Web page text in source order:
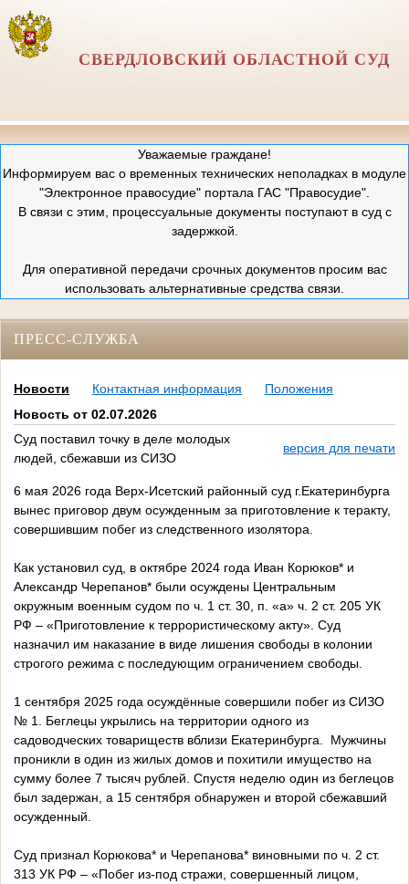
СВЕРДЛОВСКИЙ ОБЛАСТНОЙ СУД
Уважаемые граждане!
Информируем вас о временных технических неполадках в модуле
"Электронное правосудие" портала ГАС "Правосудие".
В связи с этим, процессуальные документы поступают в суд с
задержкой.
Для оперативной передачи срочных документов просим вас
использовать альтернативные средства связи.
ПРЕСС-СЛУЖБА
Новости Контактная информация
Положения
Новость от 02.07.2026
Суд поставил точку в деле молодых
людей, сбежавши из СИЗО
версия для печати
6 мая 2026 года Верх-Исетский районный суд г.Екатеринбурга
вынес приговор двум осужденным за приготовление к теракту,
совершившим побег из следственного изолятора.
Как установил суд, в октябре 2024 года Иван Корюков* и
Александр Черепанов* были осуждены Центральным
окружным военным судом по ч. 1 ст. 30, п. «а» ч. 2 ст. 205 УК
РФ – «Приготовление к террористическому акту». Суд
назначил им наказание в виде лишения свободы в колонии
строгого режима с последующим ограничением свободы.
1 сентября 2025 года осуждённые совершили побег из СИЗО
№ 1. Беглецы укрылись на территории одного из
садоводческих товариществ вблизи Екатеринбурга. Мужчины
проникли в один из жилых домов и похитили имущество на
сумму более 7 тысяч рублей. Спустя неделю один из беглецов
был задержан, а 15 сентября обнаружен и второй сбежавший
осужденный.
Суд признал Корюкова* и Черепанова* виновными по ч. 2 ст.
313 УК РФ – «Побег из-под стражи, совершенный лицом,